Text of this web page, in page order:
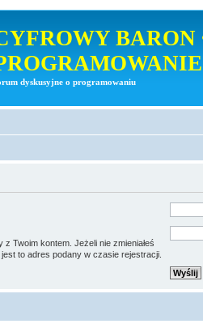
BARON
dyskusyjne o programowaniu
Twoim kontem. Jeżeli nie zmieniałeś
to adres podany w czasie rejestracji.